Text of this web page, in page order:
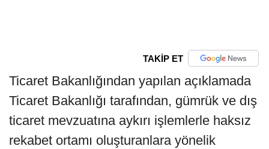
TAKİP ET
Ticaret Bakanlığından yapılan açıklamada
Ticaret Bakanlığı tarafından, gümrük ve dış
ticaret mevzuatına aykırı işlemlerle haksız
rekabet ortamı oluşturanlara yönelik